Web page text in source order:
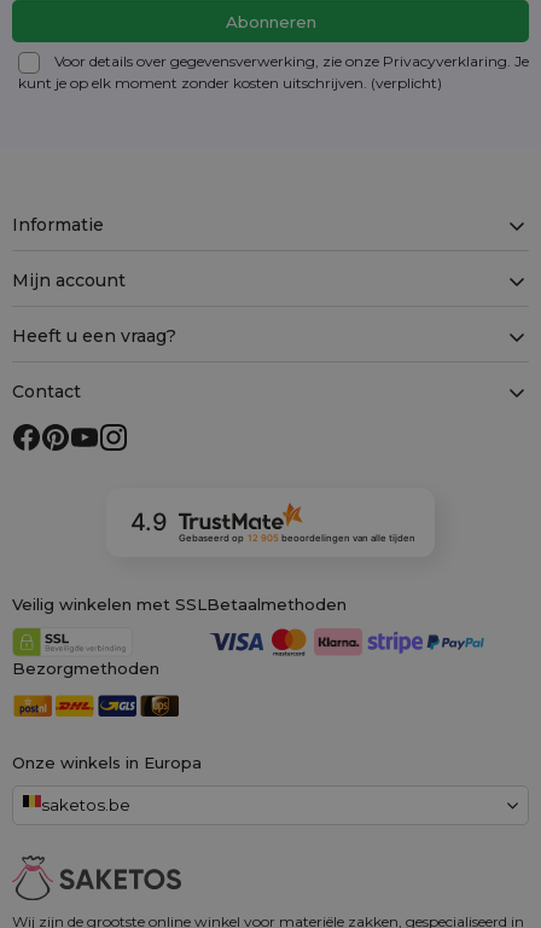
Voor details over gegevensverwerking, zie onze Privacyverklaring. Je
kunt je op elk moment zonder kosten uitschrijven . (verplicht)
Wij zijn de grootste online winkel voor materiële zakken, gespecialiseerd in
Onze winkels in Europa
saketos.be
Informatie
Mijn account
Heeft u een vraag?
Contact
4.9
Gebaseerd op 12 905 beoordelingenvan alle tijden
Veilig winkelen met SSL Betaalmethoden
Bezorgmethoden